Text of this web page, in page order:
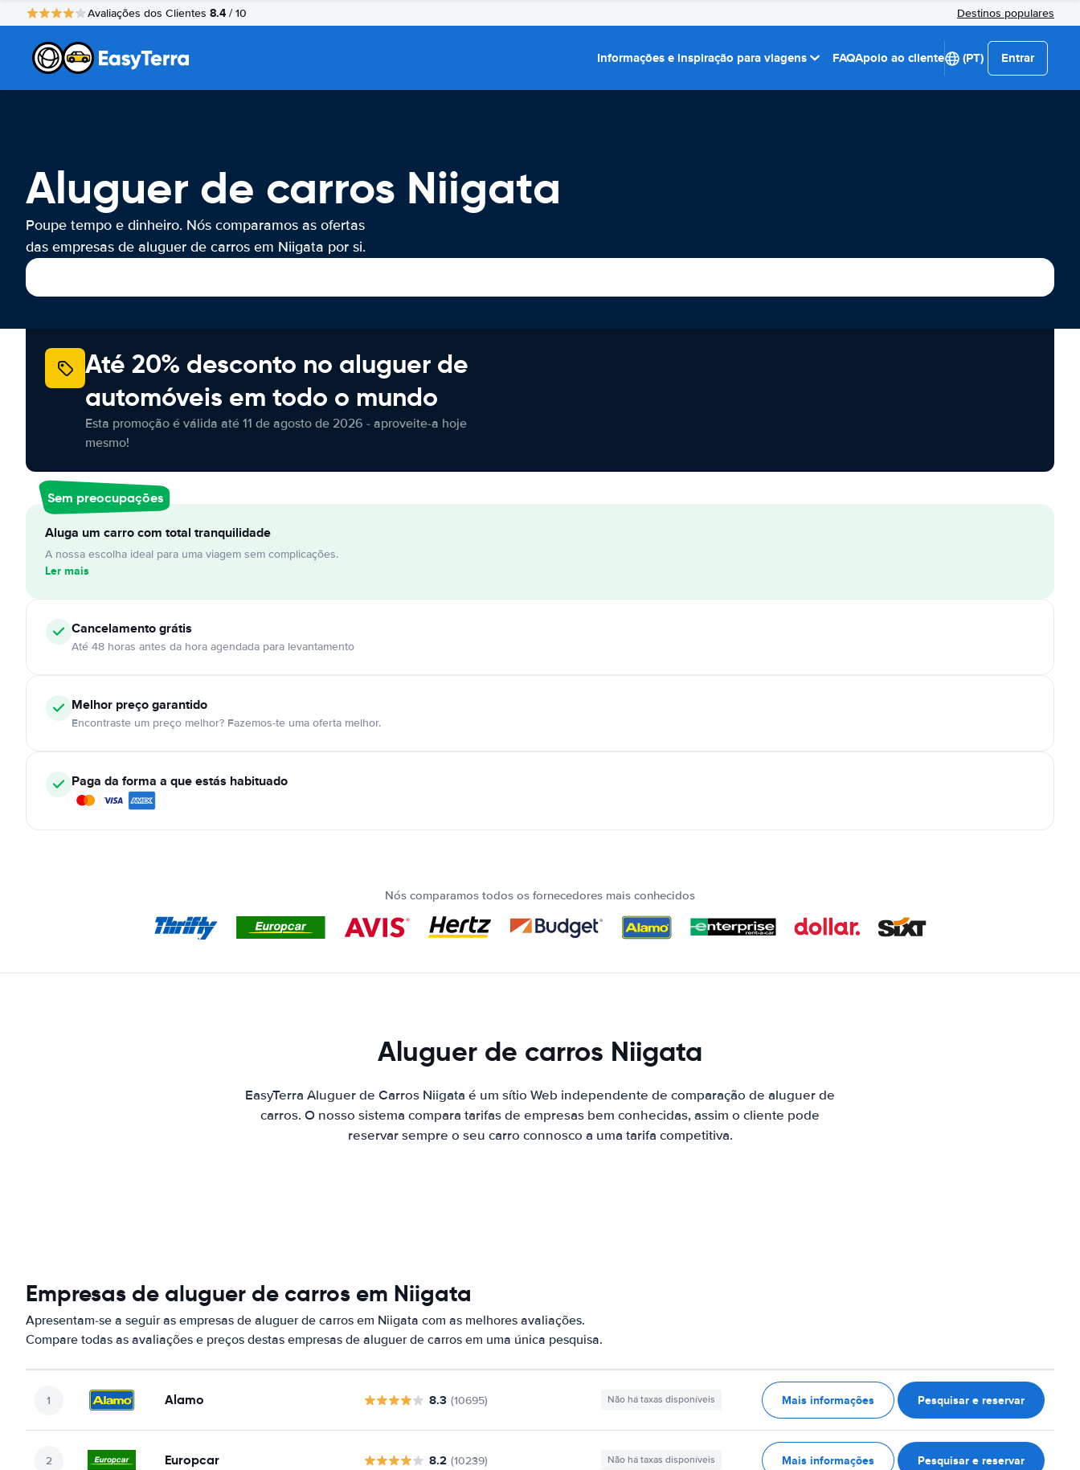
Avaliações dos Clientes 8.4 / 10 Destinos populares
Informações e inspiração para viagens FAQApoio ao cliente (PT) Entrar
Aluguer de carros Niigata
Poupe tempo e dinheiro. Nós comparamos as ofertas
das empresas de aluguer de carros em Niigata por si.
Até 20% desconto no aluguer de
automóveis em todo o mundo
Esta promoção é válida até 11 de agosto de 2026 - aproveite-a hoje
mesmo!
Sem preocupações
Aluga um carro com total tranquilidade
A nossa escolha ideal para uma viagem sem complicações.
Ler mais
Cancelamentográtis
Até 48 horas antes da hora agendada para levantamento
Melhor preço garantido
Encontraste um preço melhor? Fazemos-te uma oferta melhor.
Paga da forma a que estás habituado
Nós comparamos todos os fornecedores mais conhecidos
Aluguer de carros Niigata
EasyTerra Aluguer de Carros Niigata é um sítio Web independente de comparação de aluguer de
carros. O nosso sistema compara tarifas de empresas bem conhecidas, assim o cliente pode
reservar sempre o seu carro connosco a uma tarifa competitiva.
Empresas de aluguer de carros em Niigata
Apresentam-se a seguir as empresas de aluguer de carros em Niigata com as melhores avaliações.
Compare todas as avaliações e preços destas empresas de aluguer de carros em uma única pesquisa.
Alamo 8.3 (10695) Não há taxas disponíveis Mais informações Pesquisar e reservar
Europcar 8.2 (10239) Não há taxas disponíveis Mais informações Pesquisar e reservar